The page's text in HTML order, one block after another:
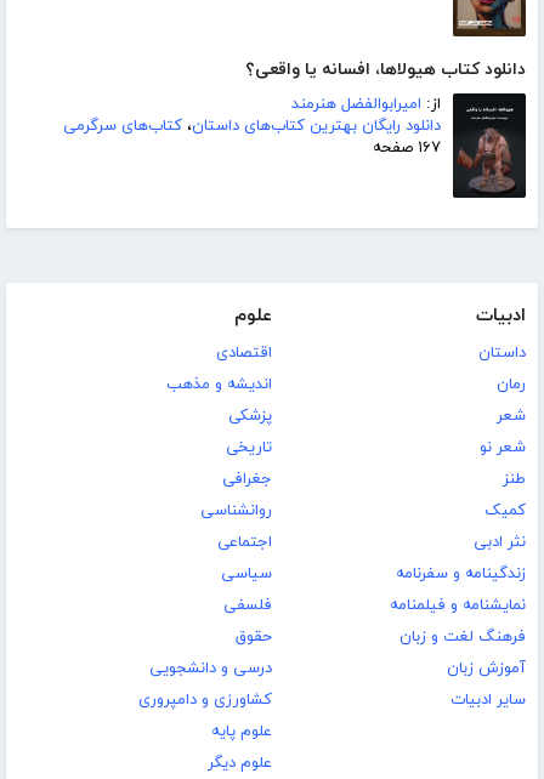
دانلود کتاب هیولاها، افسانه یا واقعی؟
از: امیرابوالفضل هنرمند
دانلود رایگان بهترین کتاب‌های داستان، کتاب‌های سرگرمی
۱۶۷ صفحه
ادبیات
داستان
رمان
شعر
شعر نو
طنز
کمیک
نثر ادبی
زندگینامه و سفرنامه
نمایشنامه و فیلمنامه
فرهنگ لغت و زبان
آموزش زبان
سایر ادبیات
علوم
اقتصادی
اندیشه و مذهب
پزشکی
تاریخی
جغرافی
روانشناسی
اجتماعی
سیاسی
فلسفی
حقوق
درسی و دانشجویی
کشاورزی و دامپروری
علوم پایه
علوم دیگر